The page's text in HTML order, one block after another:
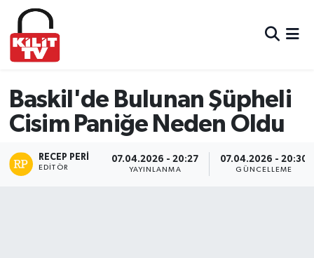
Baskil'de Bulunan Şüpheli
Cisim Paniğe Neden Oldu
RECEP PERI
EDITÖR
07.04.2026 - 20:27
YAYINLANMA
07.04.2026 - 20:30
GÜNCELLEME
Hava Durumu
Trafik Durumu
Süper Lig Puan Durumu ve Fikstür
Tüm Manşetler